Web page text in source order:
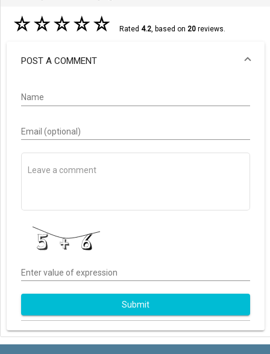
☆☆☆☆☆ Rated 4.2, based on 20reviews.
POST A COMMENT
Name
Email (optional)
Enter value of expression
Submit